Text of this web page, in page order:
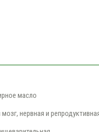
масло
нервная и